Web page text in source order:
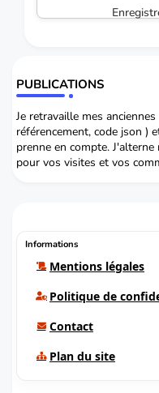
PUBLICATIONS
Je retravaille mes
référencement, code json )
prenne en compte.
pour vos visites et vos
Informations
Mentions légales
Politique de
Contact
Plan du site